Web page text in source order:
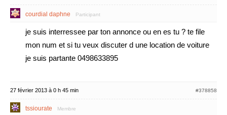
courdial daphne Participant
je suis interressee par ton annonce ou en es tu ? te file
mon num et si tu veux discuter d une location de voiture
je suis partante 0498633895
27 février 2013 à 0 h 45 min #378858
tssiourate Membre